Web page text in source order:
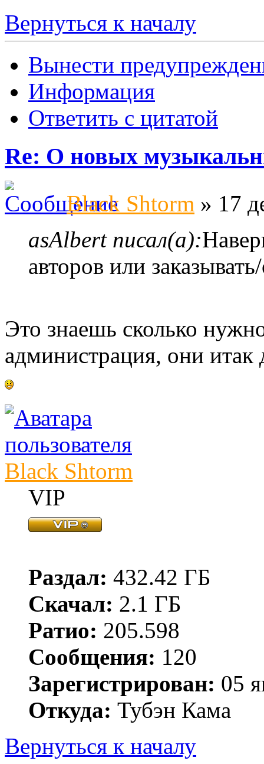
Вернуться к началу
Вынести
Информация
Ответить с цитатой
Re: О новых
Black Shtorm » 17
asAlbert писал(а):
авторов или
Это знаешь сколько
администрация, они итак
Black Shtorm
VIP
Раздал: 432.42 ГБ
Скачал: 2.1 ГБ
Ратио: 205.598
Сообщения: 120
Зарегистрирован: 05
Откуда: Тубэн Кама
Вернуться к началу